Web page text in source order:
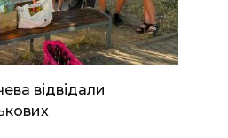
відвідали